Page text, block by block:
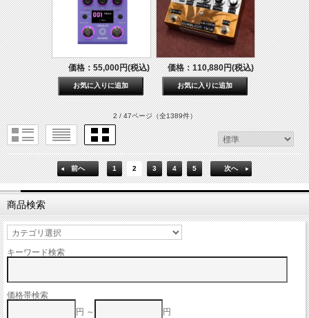
価格：55,000円(税込) 価格：110,880円(税込)
2 / 47ページ（全1389件）
前へ 1 2 3 4 5 次へ
商品検索
キーワード検索
価格帯検索
円 ～
円